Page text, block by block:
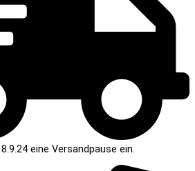
eine Versandpause ein.